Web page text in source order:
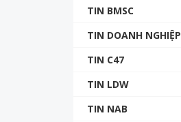
TIN BMSC
TIN DOANH NGHIỆP
TIN C47
TIN LDW
TIN NAB